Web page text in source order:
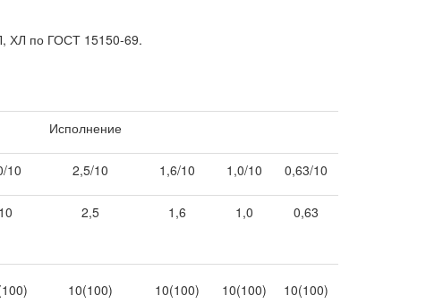
ХЛ по ГОСТ 15150-69.
Исполнение
10 2,5/10 1,6/10 1,0/10 0,63/10
10 2,5 1,6 1,0 0,63
10(100) 10(100) 10(100) 10(100)